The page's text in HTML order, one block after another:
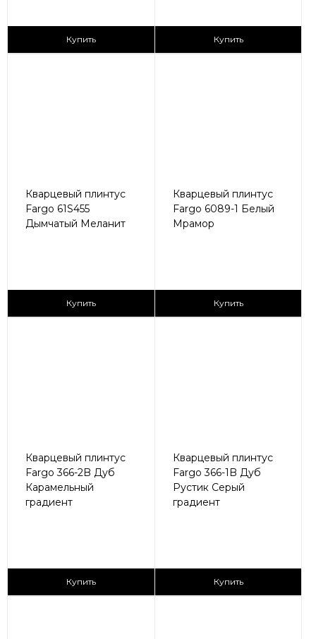
Купить Купить
Кварцевый плинтус
Fargo 61S455
Дымчатый Меланит
Купить
Кварцевый плинтус
Fargo 6089-1 Белый
Мрамор
Купить
Кварцевый плинтус
Fargo 366-2B Дуб
Карамельный
градиент
Купить
Кварцевый плинтус
Fargo 366-1B Дуб
Рустик Серый
градиент
Купить